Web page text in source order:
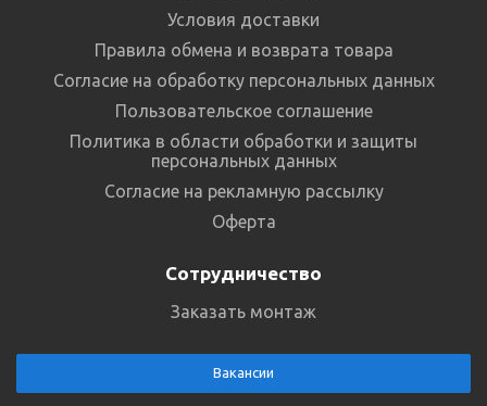
Условия доставки
Правила обмена и возврата товара
Согласие на обработку персональных данных
Пользовательское соглашение
Политика в области обработки и защиты
персональных данных
Согласие на рекламную рассылку
Оферта
Сотрудничество
Заказать монтаж
Вакансии